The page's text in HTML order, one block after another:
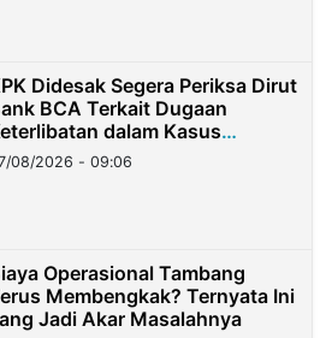
Didesak Segera Periksa Dirut
BCA Terkait Dugaan
dalam Kasus
Dana Nasabah Rp2,58
Miliar
08/2026 - 09:06
Operasional Tambang
Membengkak? Ternyata Ini
Jadi Akar Masalahnya